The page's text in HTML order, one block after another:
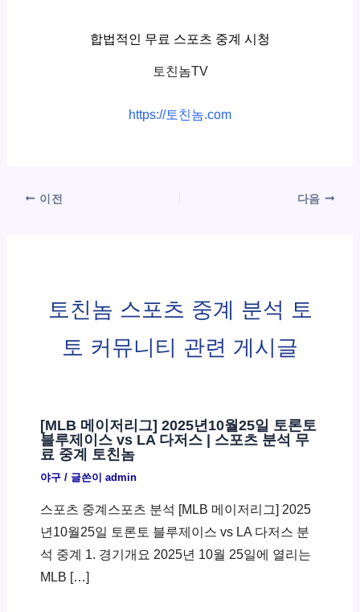
합법적인 무료 스포츠 중계 시청
토친놈TV
https://토친놈.com
이전 다음
토친놈 스포츠 중계 분석 토
토 커뮤니티 관련 게시글
[MLB 메이저리그] 2025년10월25일 토론토
블루제이스 vs LA 다저스 | 스포츠 분석 무
료 중계 토친놈
야구/ 글쓴이 admin
스포츠 중계스포츠 분석 [MLB 메이저리그] 2025
년10월25일 토론토 블루제이스 vs LA 다저스 분
석 중계 1. 경기개요 2025년 10월 25일에 열리는
MLB […]